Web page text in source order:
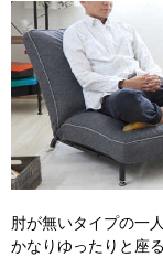
肘が無いタイプの一
かなりゆったりと座